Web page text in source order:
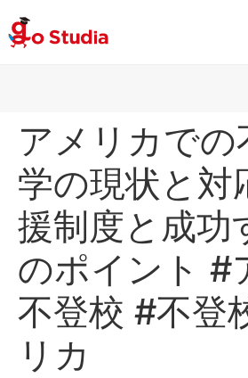
アメリカでの
学の現状と対
援制度と成功
のポイント #
不登校 #不登
リカ